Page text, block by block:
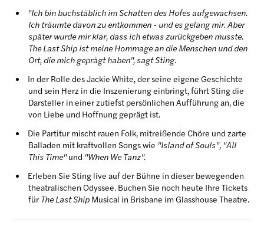
"Ich bin buchstäblich im Schatten des Hofes aufgewachsen.
Ich träumte davon zu entkommen - und es gelang mir. Aber
später wurde mir klar, dass ich etwas zurückgeben musste.
The Last Ship ist meine Hommage an die Menschen und den
Ort, die mich geprägt haben", sagt Sting.
In der Rolle des Jackie White, der seine eigene Geschichte
und sein Herz in die Inszenierung einbringt, führt Sting die
Darsteller in einer zutiefst persönlichen Aufführung an, die
von Liebe und Hoffnung geprägt ist.
Die Partitur mischt rauen Folk, mitreißende Chöre und zarte
Balladen mit kraftvollen Songs wie "Island of Souls", "All
This Time"und "When We Tanz".
Erleben Sie Sting live auf der Bühne in dieser bewegenden
theatralischen Odyssee. Buchen Sie noch heute Ihre Tickets
für The Last Ship Musical in Brisbane im Glasshouse Theatre.